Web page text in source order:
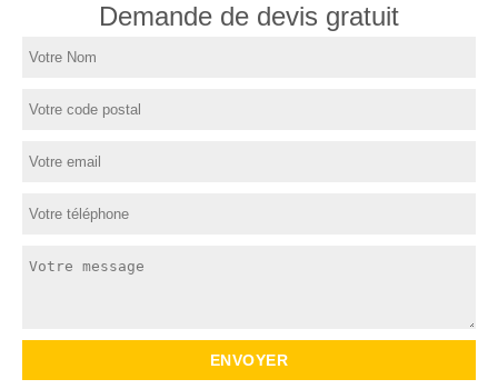
Demande de devis gratuit